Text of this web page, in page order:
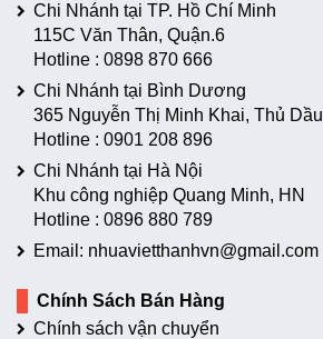
Chi Nhánh tại TP. Hồ Chí Minh
115C Văn Thân, Quận.6
Hotline : 0898 870 666
Chi Nhánh tại Bình Dương
365 Nguyễn Thị Minh Khai, Thủ Dầu
Hotline : 0901 208 896
Chi Nhánh tại Hà Nội
Khu công nghiệp Quang Minh, HN
Hotline : 0896 880 789
Email: nhuavietthanhvn@gmail.com
Chính Sách Bán Hàng
Chính sách vận chuyển